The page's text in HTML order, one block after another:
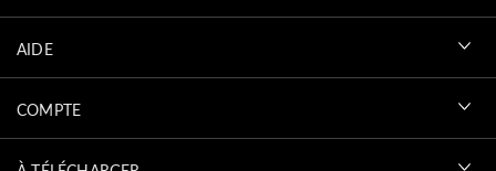
AIDE
COMPTE